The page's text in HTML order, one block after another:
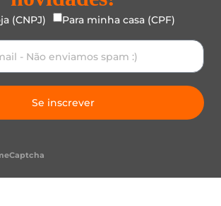
(CNPJ) Para minha casa (CPF)
Se inscrever